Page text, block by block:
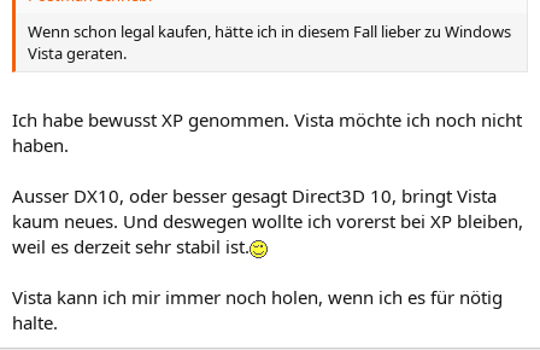
Wenn schon legal kaufen, hätte ich in diesem Fall lieber zu Windows
Vista geraten.
Ich habe bewusst XP genommen. Vista möchte ich noch nicht
haben.
Ausser DX10, oder besser gesagt Direct3D 10, bringt Vista
kaum neues. Und deswegen wollte ich vorerst bei XP bleiben,
weil es derzeit sehr stabil ist.
Vista kann ich mir immer noch holen, wenn ich es für nötig
halte.